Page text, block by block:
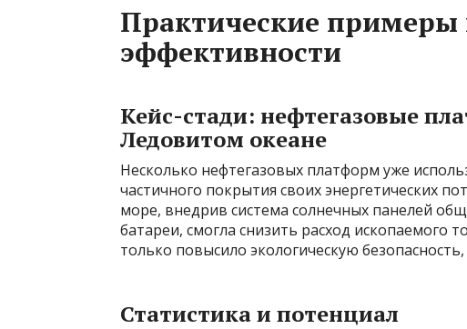
Практические примеры
эффективности
Кейс-стади: нефтегазовые
Ледовитом океане
Несколько нефтегазовых платформ уже
частичного покрытия своих энергетических
море, внедрив система солнечных панелей
батареи, смогла снизить расход ископаемого
только повысило экологическую
Статистика и потенциал